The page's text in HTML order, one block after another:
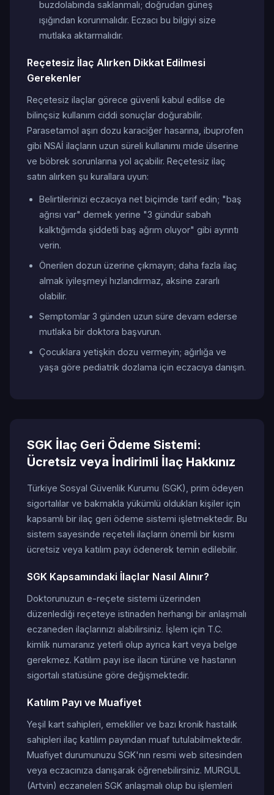
buzdolabında saklanmalı; doğrudan güneş
ışığından korunmalıdır. Eczacı bu bilgiyi size
mutlaka aktarmalıdır.
Reçetesiz İlaç Alırken Dikkat Edilmesi
Gerekenler
Reçetesiz ilaçlar görece güvenli kabul edilse de
bilinçsiz kullanım ciddi sonuçlar doğurabilir.
Parasetamol aşırı dozu karaciğer hasarına, ibuprofen
gibi NSAİ ilaçların uzun süreli kullanımı mide ülserine
ve böbrek sorunlarına yol açabilir. Reçetesiz ilaç
satın alırken şu kurallara uyun:
Belirtilerinizi eczacıya net biçimde tarif edin; "baş
ağrısı var" demek yerine "3 gündür sabah
kalktığımda şiddetli baş ağrım oluyor" gibi ayrıntı
verin.
Önerilen dozun üzerine çıkmayın; daha fazla ilaç
almak iyileşmeyi hızlandırmaz, aksine zararlı
olabilir.
Semptomlar 3 günden uzun süre devam ederse
mutlaka bir doktora başvurun.
Çocuklara yetişkin dozu vermeyin; ağırlığa ve
yaşa göre pediatrik dozlama için eczacıya danışın.
SGK İlaç Geri Ödeme Sistemi:
Ücretsiz veya İndirimli İlaç Hakkınız
Türkiye Sosyal Güvenlik Kurumu (SGK), prim ödeyen
sigortalılar ve bakmakla yükümlü oldukları kişiler için
kapsamlı bir ilaç geri ödeme sistemi işletmektedir. Bu
sistem sayesinde reçeteli ilaçların önemli bir kısmı
ücretsiz veya katılım payı ödenerek temin edilebilir.
SGK Kapsamındaki İlaçlar Nasıl Alınır?
Doktorunuzun e-reçete sistemi üzerinden
düzenlediği reçeteye istinaden herhangi bir anlaşmalı
eczaneden ilaçlarınızı alabilirsiniz. İşlem için T.C.
kimlik numaranız yeterli olup ayrıca kart veya belge
gerekmez. Katılım payı ise ilacın türüne ve hastanın
sigortalı statüsüne göre değişmektedir.
Katılım Payı ve Muafiyet
Yeşil kart sahipleri, emekliler ve bazı kronik hastalık
sahipleri ilaç katılım payından muaf tutulabilmektedir.
Muafiyet durumunuzu SGK'nın resmi web sitesinden
veya eczacınıza danışarak öğrenebilirsiniz. MURGUL
(Artvin) eczaneleri SGK anlaşmalı olup bu işlemleri